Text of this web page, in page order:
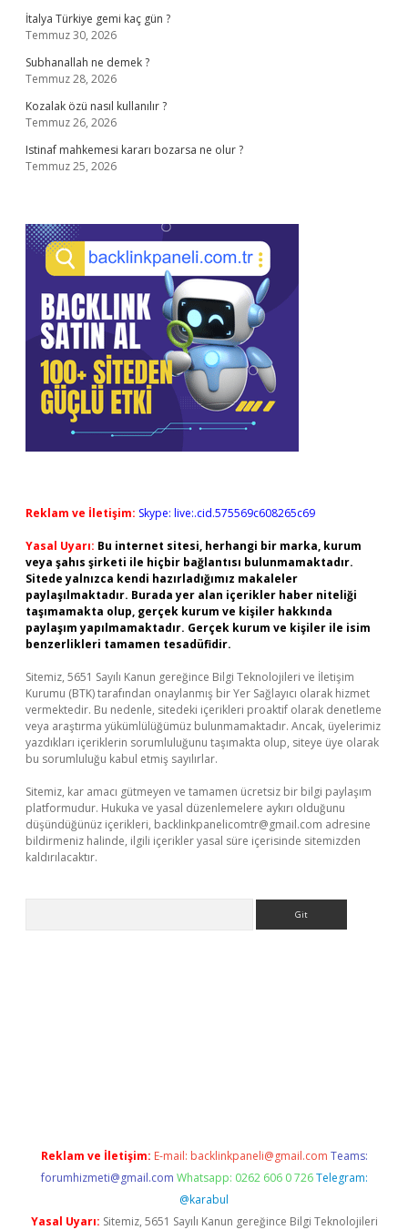
İtalya Türkiye gemi kaç gün ?
Temmuz 30, 2026
Subhanallah ne demek ?
Temmuz 28, 2026
Kozalak özü nasıl kullanılır ?
Temmuz 26, 2026
Istinaf mahkemesi kararı bozarsa ne olur ?
Temmuz 25, 2026
Reklam ve İletişim: Skype: live:.cid.575569c608265c69
Yasal Uyarı: Bu internet sitesi, herhangi bir marka, kurum
veya şahıs şirketi ile hiçbir bağlantısı bulunmamaktadır.
Sitede yalnızca kendi hazırladığımız makaleler
paylaşılmaktadır. Burada yer alan içerikler haber niteliği
taşımamakta olup, gerçek kurum ve kişiler hakkında
paylaşım yapılmamaktadır. Gerçek kurum ve kişiler ile isim
benzerlikleri tamamen tesadüfidir.
Sitemiz, 5651 Sayılı Kanun gereğince Bilgi Teknolojileri ve İletişim
Kurumu (BTK) tarafından onaylanmış bir Yer Sağlayıcı olarak hizmet
vermektedir. Bu nedenle, sitedeki içerikleri proaktif olarak denetleme
veya araştırma yükümlülüğümüz bulunmamaktadır. Ancak, üyelerimiz
yazdıkları içeriklerin sorumluluğunu taşımakta olup, siteye üye olarak
bu sorumluluğu kabul etmiş sayılırlar.
Sitemiz, kar amacı gütmeyen ve tamamen ücretsiz bir bilgi paylaşım
platformudur. Hukuka ve yasal düzenlemelere aykırı olduğunu
düşündüğünüz içerikleri, backlinkpanelicomtr@gmail.com adresine
bildirmeniz halinde, ilgili içerikler yasal süre içerisinde sitemizden
kaldırılacaktır.
Reklam ve İletişim: E-mail: backlinkpaneli@gmail.com Teams:
forumhizmeti@gmail.com Whatsapp: 0262 606 0 726 Telegram:
@karabul
Yasal Uyarı: Sitemiz, 5651 Sayılı Kanun gereğince Bilgi Teknolojileri